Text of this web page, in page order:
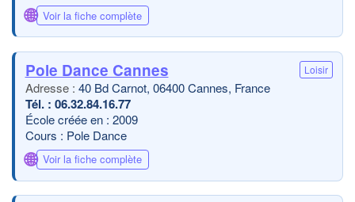
🌐 Voir la fiche complète
Pole Dance Cannes Loisir
40 Bd Carnot, 06400 Cannes, France
06.32.84.16.77
École créée en : 2009
Cours : Pole Dance
🌐 Voir la fiche complète